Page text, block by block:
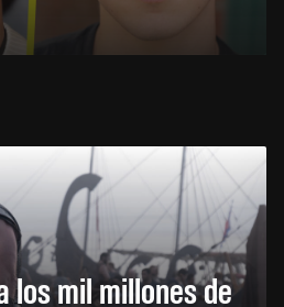
los mil millones de